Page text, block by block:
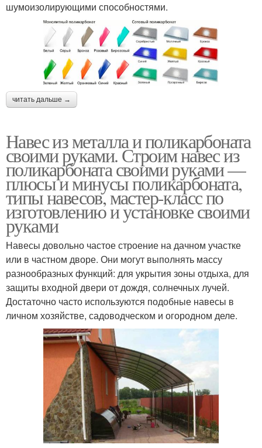
шумоизолирующими способностями.
читать дальше →
Навес из металла и поликарбоната
своими руками. Строим навес из
поликарбоната своими руками —
плюсы и минусы поликарбоната,
типы навесов, мастер-класс по
изготовлению и установке своими
руками
Навесы довольно частое строение на дачном участке
или в частном дворе. Они могут выполнять массу
разнообразных функций: для укрытия зоны отдыха, для
защиты входной двери от дождя, солнечных лучей.
Достаточно часто используются подобные навесы в
личном хозяйстве, садоводческом и огородном деле.